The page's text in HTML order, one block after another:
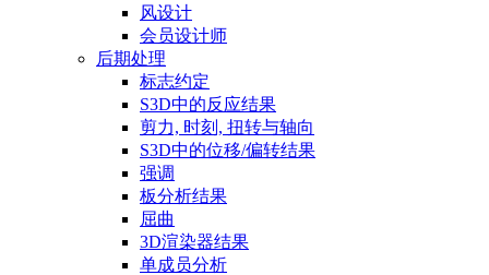
风设计
会员设计师
后期处理
标志约定
S3D中的反应结果
剪力, 时刻, 扭转与轴向
S3D中的位移/偏转结果
强调
板分析结果
屈曲
3D渲染器结果
单成员分析